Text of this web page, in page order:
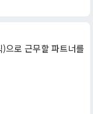
으로 근무할 파트너를